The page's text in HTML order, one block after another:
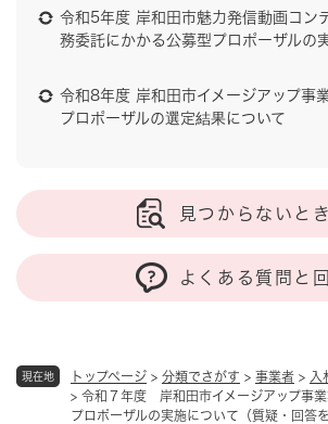
現在地 トップページ > 分類でさがす > 事業者 > 入
> 令和７年度 岸和田市イメージアップ事
プロポーザルの実施について（質疑・回答
令和5年度 岸和田市魅力発信動画コン
務委託にかかる公募型プロポーザルの
令和8年度 岸和田市イメージアップ事
プロポーザルの選定結果について
見つからないと
よくある質問と